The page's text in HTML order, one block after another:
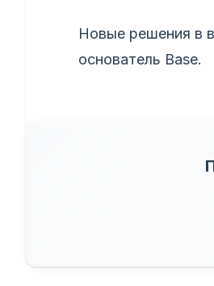
Новые решения в
основатель Base.